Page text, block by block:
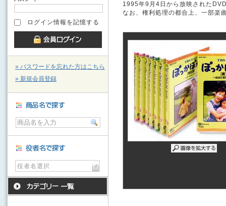
ログイン情報を記憶する
» パスワードを忘れた方はこちら
» 新規会員登録
役者名選択
1995年9月4日から放映された
なお、権利処理の都合上、一部楽